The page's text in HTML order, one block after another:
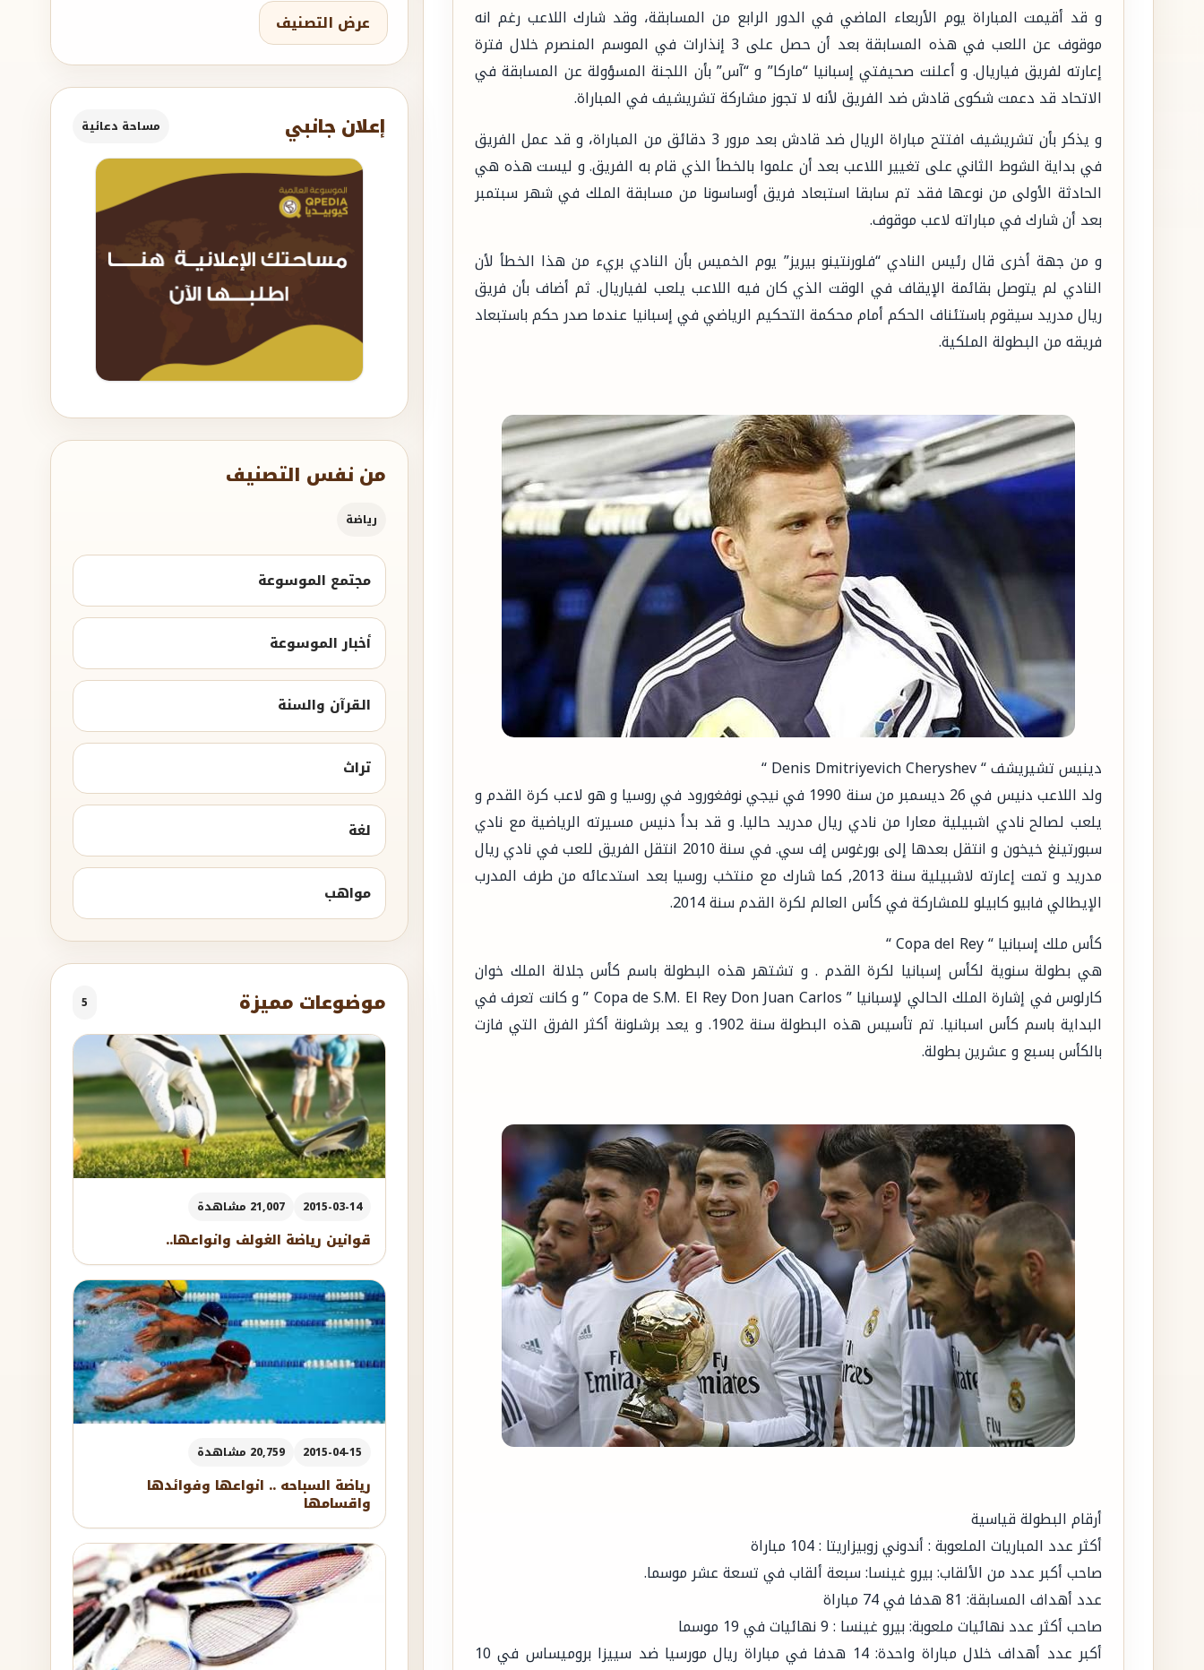
عرض التصنيف
إعلان جانبي مساحة دعائية
من نفس التصنيف
رياضة
مجتمع الموسوعة
أخبار الموسوعة
القرآن والسنة
تراث
لغة
مواهب
موضوعات مميزة 5
2015-03-14 21,007 مشاهدة
قوانين رياضة الغولف وانواعها..
2015-04-15 20,759 مشاهدة
رياضة السباحه .. انواعها وفوائدها
واقسامها
و قد أقيمت المباراة يوم الأربعاء الماضي في الدور الرابع من المسابقة، وقد شارك اللاعب رغم انه
موقوف عن اللعب في هذه المسابقة بعد أن حصل على 3 إنذارات في الموسم المنصرم خلال فترة
إعارته لفريق فياريال. و أعلنت صحيفتي إسبانيا “ماركا” و “آس” بأن اللجنة المسؤولة عن المسابقة في
الاتحاد قد دعمت شكوى قادش ضد الفريق لأنه لا تجوز مشاركة تشريشيف في المباراة.
و يذكر بأن تشريشيف افتتح مباراة الريال ضد قادش بعد مرور 3 دقائق من المباراة، و قد عمل الفريق
في بداية الشوط الثاني على تغيير اللاعب بعد أن علموا بالخطأ الذي قام به الفريق. و ليست هذه هي
الحادثة الأولى من نوعها فقد تم سابقا استبعاد فريق أوساسونا من مسابقة الملك في شهر سبتمبر
بعد أن شارك في مباراته لاعب موقوف.
و من جهة أخرى قال رئيس النادي “فلورنتينو بيريز” يوم الخميس بأن النادي بريء من هذا الخطأ لأن
النادي لم يتوصل بقائمة الإيقاف في الوقت الذي كان فيه اللاعب يلعب لفياريال. ثم أضاف بأن فريق
ريال مدريد سيقوم باستئناف الحكم أمام محكمة التحكيم الرياضي في إسبانيا عندما صدر حكم باستبعاد
فريقه من البطولة الملكية.
دينيس تشيريشف “ Denis Dmitriyevich Cheryshev “
ولد اللاعب دنيس في 26 ديسمبر من سنة 1990 في نيجي نوفغورود في روسيا و هو لاعب كرة القدم و
يلعب لصالح نادي اشبيلية معارا من نادي ريال مدريد حاليا. و قد بدأ دنيس مسيرته الرياضية مع نادي
سبورتينغ خيخون و انتقل بعدها إلى بورغوس إف سي. في سنة 2010 انتقل الفريق للعب في نادي ريال
مدريد و تمت إعارته لاشبيلية سنة 2013, كما شارك مع منتخب روسيا بعد استدعائه من طرف المدرب
الإيطالي فابيو كابيلو للمشاركة في كأس العالم لكرة القدم سنة 2014.
كأس ملك إسبانيا “ Copa del Rey “
هي بطولة سنوية لكأس إسبانيا لكرة القدم . و تشتهر هذه البطولة باسم كأس جلالة الملك خوان
كارلوس في إشارة الملك الحالي لإسبانيا ” Copa de S.M. El Rey Don Juan Carlos ” و كانت تعرف في
البداية باسم كأس اسبانيا. تم تأسيس هذه البطولة سنة 1902. و يعد برشلونة أكثر الفرق التي فازت
بالكأس بسبع و عشرين بطولة.
أرقام البطولة قياسية
أكثر عدد المباريات الملعوبة : أندوني زوبيزاريتا : 104 مباراة
صاحب أكبر عدد من الألقاب: بيرو غينسا: سبعة ألقاب في تسعة عشر موسما.
عدد أهداف المسابقة: 81 هدفا في 74 مباراة
صاحب أكثر عدد نهائيات ملعوبة: بيرو غينسا : 9 نهائيات في 19 موسما
أكبر عدد أهداف خلال مباراة واحدة: 14 هدفا في مباراة ريال مورسيا ضد سييزا بروميساس في 10